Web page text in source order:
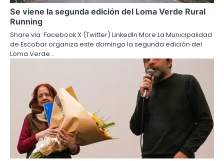
Se viene la segunda edición del Loma Verde Rural
Running
Share via: Facebook X (Twitter) LinkedIn More La Municipalidad
de Escobar organiza este domingo la segunda edición del
Loma Verde…